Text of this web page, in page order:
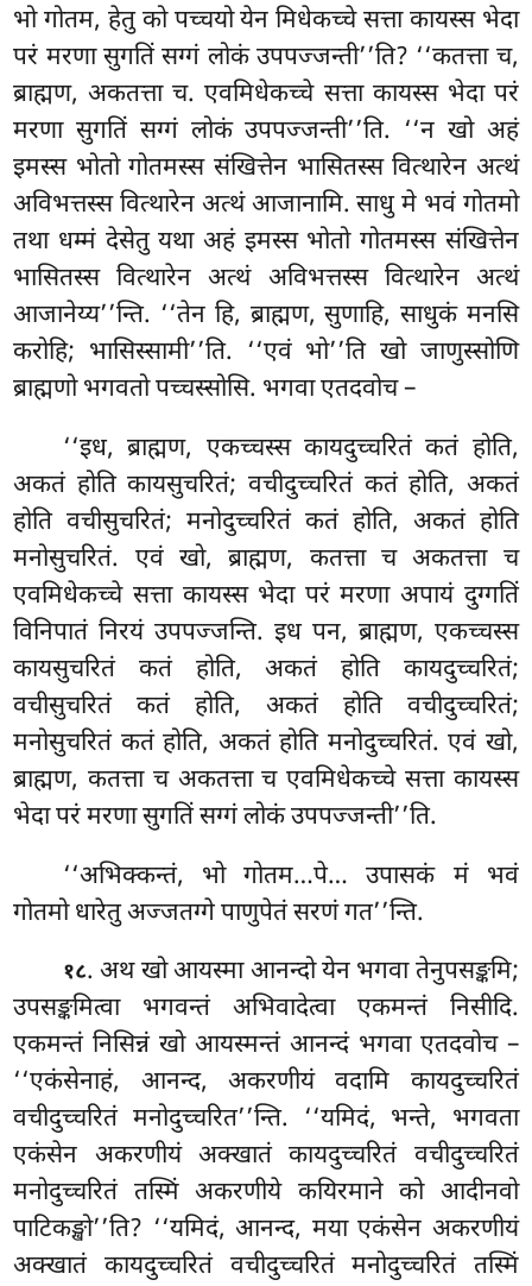
भो गोतम, हेतु को पच्चयो येन मिधेकच्चे सत्ता कायस्स भेदा
परं मरणा सुगतिं सग्गं लोकं उपपज्जन्ती’’ति? ‘‘कतत्ता च,
ब्राह्मण, अकतत्ता च. एवमिधेकच्चे सत्ता कायस्स भेदा परं
मरणा सुगतिं सग्गं लोकं उपपज्जन्ती’’ति. ‘‘न खो अहं
इमस्स भोतो गोतमस्स संखित्तेन भासितस्स वित्थारेन अत्थं
अविभत्तस्स वित्थारेन अत्थं आजानामि. साधु मे भवं गोतमो
तथा धम्मं देसेतु यथा अहं इमस्स भोतो गोतमस्स संखित्तेन
भासितस्स वित्थारेन अत्थं अविभत्तस्स वित्थारेन अत्थं
आजानेय्य’’न्ति. ‘‘तेन हि, ब्राह्मण, सुणाहि, साधुकं मनसि
करोहि; भासिस्सामी’’ति. ‘‘एवं भो’’ति खो जाणुस्सोणि
ब्राह्मणो भगवतो पच्चस्सोसि. भगवा एतदवोच –
‘‘इध, ब्राह्मण, एकच्चस्स कायदुच्चरितं कतं होति,
अकतं होति कायसुचरितं; वचीदुच्चरितं कतं होति, अकतं
होति वचीसुचरितं; मनोदुच्चरितं कतं होति, अकतं होति
मनोसुचरितं. एवं खो, ब्राह्मण, कतत्ता च अकतत्ता च
एवमिधेकच्चे सत्ता कायस्स भेदा परं मरणा अपायं दुग्गतिं
विनिपातं निरयं उपपज्जन्ति. इध पन, ब्राह्मण, एकच्चस्स
कायसुचरितं कतं होति, अकतं होति कायदुच्चरितं;
वचीसुचरितं कतंहोति, अकतं होति वचीदुच्चरितं;
मनोसुचरितं कतं होति, अकतं होति मनोदुच्चरितं. एवं खो,
ब्राह्मण, कतत्ता च अकतत्ता च एवमिधेकच्चे सत्ता कायस्स
भेदा परं मरणा सुगतिं सग्गं लोकं उपपज्जन्ती’’ति.
‘‘अभिक्कन्तं, भो गोतम…पे… उपासकं मं भवं
गोतमो धारेतु अज्जतग्गे पाणुपेतं सरणं गत’’न्ति.
१८. अथ खो आयस्मा आनन्दो येन भगवा तेनुपसङ्कमि;
उपसङ्कमित्वा भगवन्तं अभिवादेत्वा एकमन्तं निसीदि.
एकमन्तं निसिन्नं खो आयस्मन्तं आनन्दं भगवा एतदवोच –
‘‘एकंसेनाहं, आनन्द, अकरणीयं वदामि कायदुच्चरितं
वचीदुच्चरितं मनोदुच्चरित’’न्ति. ‘‘यमिदं, भन्ते, भगवता
एकंसेन अकरणीयं अक्खातं कायदुच्चरितं वचीदुच्चरितं
मनोदुच्चरितं तस्मिं अकरणीये कयिरमाने को आदीनवो
पाटिकङ्खो’’ति? ‘‘यमिदं, आनन्द, मया एकंसेन अकरणीयं
अक्खातं कायदुच्चरितं वचीदुच्चरितं मनोदुच्चरितं तस्मिं